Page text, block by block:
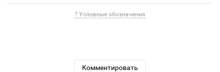
? Условные обозначения
Комментировать